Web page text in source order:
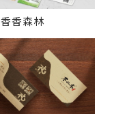
香香森林